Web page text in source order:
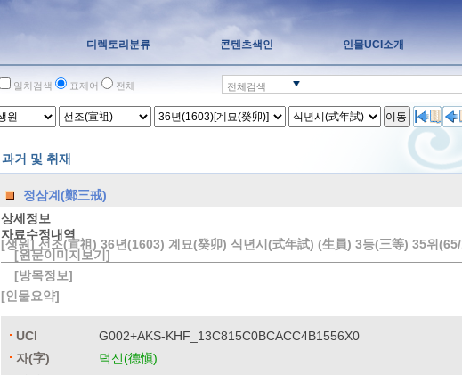
디렉토리분류 콘텐츠색인 인물UCI소개
일치검색 표제어 전체 전체검색
이동
과거 및 취재
정삼계(鄭三戒)
상세정보
자료수정내역
[원문이미지보기]
[방목정보]
[생원] 선조(宣祖) 36년(1603) 계묘(癸卯) 식년시(式年試) (生員) 3등(三等) 35위
[인물요약]
UCI
G002+AKS-KHF_13C815C0BCACC4B1556X0
자(字)
덕신(德愼)